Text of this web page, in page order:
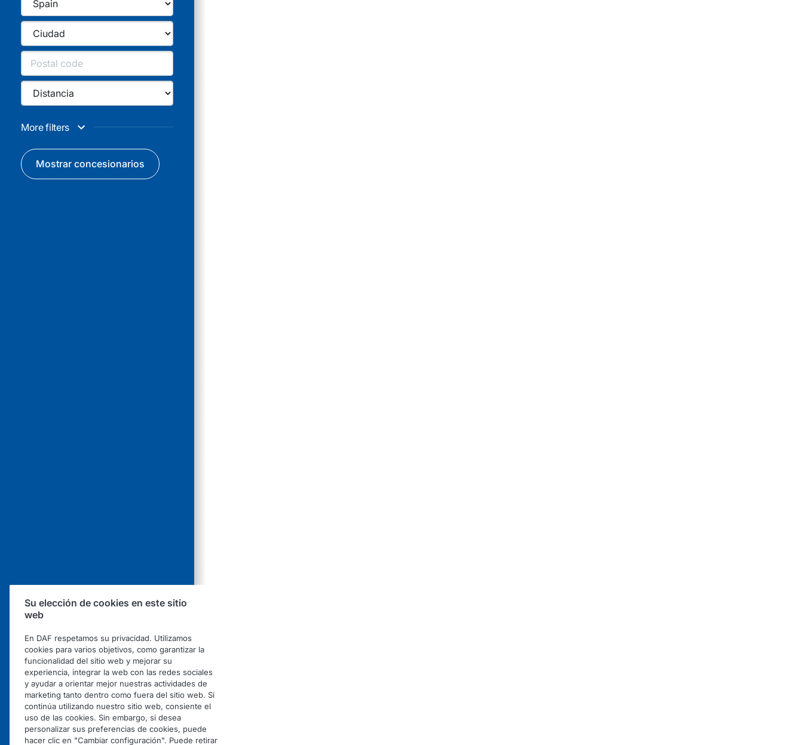
More filters
Mostrar concesionarios
Su elección de cookies en este sitio
web
En DAF respetamos su privacidad. Utilizamos
cookies para varios objetivos, como garantizar la
funcionalidad del sitio web y mejorar su
experiencia, integrar la web con las redes sociales
y ayudar a orientar mejor nuestras actividades de
marketing tanto dentro como fuera del sitio web. Si
continúa utilizando nuestro sitio web, consiente el
uso de las cookies. Sin embargo, si desea
personalizar sus preferencias de cookies, puede
hacer clic en "Cambiar configuración". Puede retirar